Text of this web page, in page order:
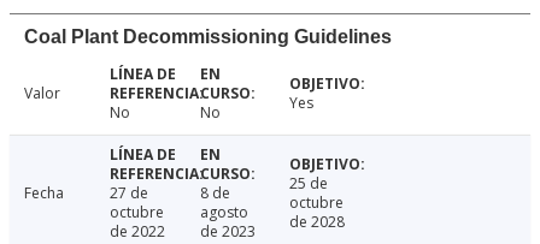
Coal Plant Decommissioning Guidelines
Valor
No
No Yes
Fecha
27 de
octubre
de 2022
8 de
agosto
de 2023
25 de
octubre
de 2028